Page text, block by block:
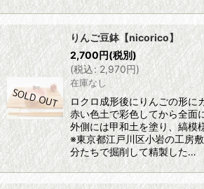
りんご豆鉢【nicorico】
2,700円(税別)
(税込: 2,970円)
在庫なし
ロクロ成形後にりんごの形に
赤い色土で彩色してから全面
外側には甲和土を塗り、縞模
※東京都江戸川区小岩の工房
分たちで掘削して精製した…